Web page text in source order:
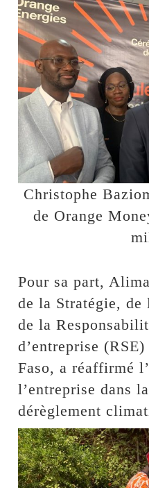
Christophe
de Orange
Pour sa part,
de la Stratégie,
de la
d’entreprise
Faso, a réaffirmé
l’entreprise dans
dérèglement